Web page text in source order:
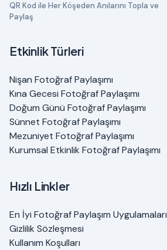
QR Kod ile Her Köşeden Anılarını Topla ve
Paylaş
Etkinlik Türleri
Nişan Fotoğraf Paylaşımı
Kına Gecesi Fotoğraf Paylaşımı
Doğum Günü Fotoğraf Paylaşımı
Sünnet Fotoğraf Paylaşımı
Mezuniyet Fotoğraf Paylaşımı
Kurumsal Etkinlik Fotoğraf Paylaşımı
Hızlı Linkler
En İyi Fotoğraf Paylaşım Uygulamaları
Gizlilik Sözleşmesi
Kullanım Koşulları